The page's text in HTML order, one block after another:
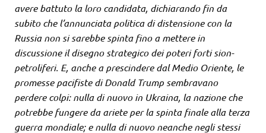
avere battuto la loro candidata, dichiarando fin da
subito che l’annunciata politica di distensione con la
Russia non si sarebbe spinta fino a mettere in
discussione il disegno strategico dei poteri forti sion-
petroliferi. E, anche a prescindere dal Medio Oriente, le
promesse pacifiste di Donald Trump sembravano
perdere colpi: nulla di nuovo in Ukraina, la nazione che
potrebbe fungere da ariete per la spinta finale alla terza
guerra mondiale; e nulla di nuovo neanche negli stessi